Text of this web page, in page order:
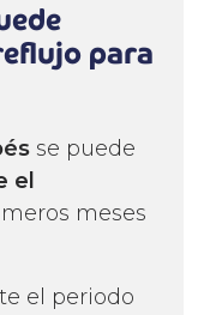
para
se puede
el
meses
el periodo